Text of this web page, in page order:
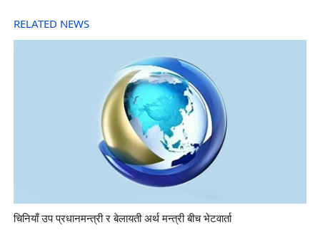
RELATED NEWS
चिनियाँ उप प्रधानमन्त्री र बेलायती अर्थ मन्त्री बीच भेटवार्ता